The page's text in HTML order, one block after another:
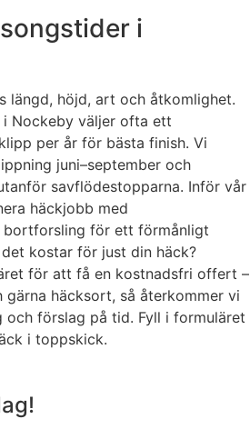
i
längd, höjd, art och åtkomlighet.
Nockeby väljer ofta ett
per år för bästa finish. Vi
juni–september och
savflödestopparna. Inför vår
häckjobb med
bortforsling för ett förmånligt
kostar för just din häck?
för att få en kostnadsfri offert –
gärna häcksort, så återkommer vi
och förslag på tid. Fyll i formuläret
i toppskick.